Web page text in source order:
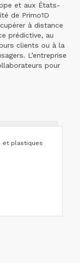
et aux États-
de Primo1D
à distance
prédictive, au
clients ou à la
L’entreprise
pour
et plastiques